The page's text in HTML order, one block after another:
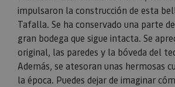
impulsaron la construcción de esta
Tafalla. Se ha conservado una parte
gran bodega que sigue intacta. Se
original, las paredes y la bóveda del
Además, se atesoran unas hermosas
la época. Puedes dejar de imaginar